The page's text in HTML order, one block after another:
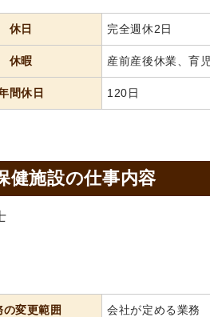
休日 完全週休2日
休暇 産前産後休業、育
間休日 120日
健施設の仕事内容
の変更範囲 会社が定める業務